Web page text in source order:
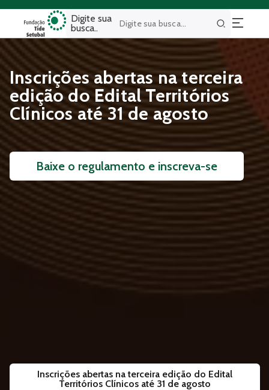
Digite sua
busca..
Buscar
Inscrições abertas na terceira
edição do Edital Territórios
Clínicos até 31 de agosto
Baixe o regulamento e inscreva-se
Inscrições abertas na terceira edição do Edital
Territórios Clínicos até 31 de agosto